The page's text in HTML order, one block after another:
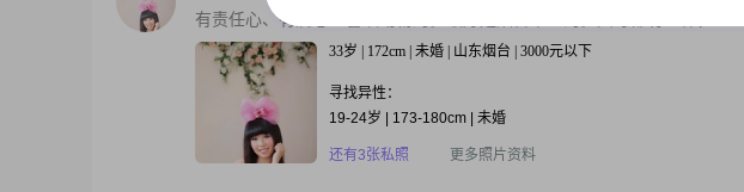
有责任心、有爱心、喜欢动物的。最好是烟台市里的。父母都有退休，
33岁 | 172cm | 未婚 | 山东烟台 | 3000元以下
寻找异性：
19-24岁 | 173-180cm | 未婚
还有3张私照 更多照片资料